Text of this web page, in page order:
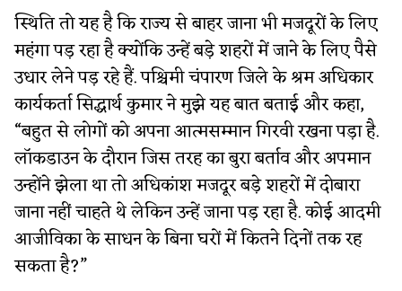
स्थिति तो यह है कि राज्य से बाहर जाना भी मजदूरों के लिए
महंगा पड़ रहा है क्योंकि उन्हें बड़े शहरों में जाने के लिए पैसे
उधार लेने पड़ रहे हैं. पश्चिमी चंपारण जिले के श्रम अधिकार
कार्यकर्ता सिद्धार्थ कुमार ने मुझे यह बात बताई और कहा,
“बहुत से लोगों को अपना आत्मसम्मान गिरवी रखना पड़ा है.
लॉकडाउन के दौरान जिस तरह का बुरा बर्ताव और अपमान
उन्होंने झेला था तो अधिकांश मजदूर बड़े शहरों में दोबारा
जाना नहीं चाहते थे लेकिन उन्हें जाना पड़ रहा है. कोई आदमी
आजीविका के साधन के बिना घरों में कितने दिनों तक रह
सकता है?”